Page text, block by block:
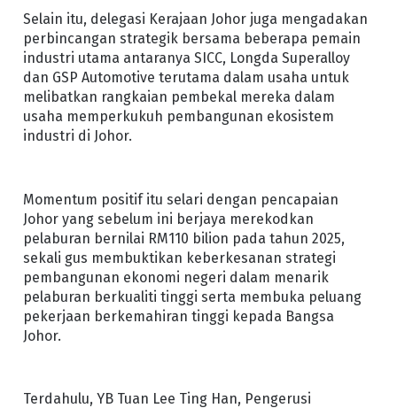
Selain itu, delegasi Kerajaan Johor juga mengadakan
perbincangan strategik bersama beberapa pemain
industri utama antaranya SICC, Longda Superalloy
dan GSP Automotive terutama dalam usaha untuk
melibatkan rangkaian pembekal mereka dalam
usaha memperkukuh pembangunan ekosistem
industri di Johor.
Momentum positif itu selari dengan pencapaian
Johor yang sebelum ini berjaya merekodkan
pelaburan bernilai RM110 bilion pada tahun 2025,
sekali gus membuktikan keberkesanan strategi
pembangunan ekonomi negeri dalam menarik
pelaburan berkualiti tinggi serta membuka peluang
pekerjaan berkemahiran tinggi kepada Bangsa
Johor.
Terdahulu, YB Tuan Lee Ting Han, Pengerusi